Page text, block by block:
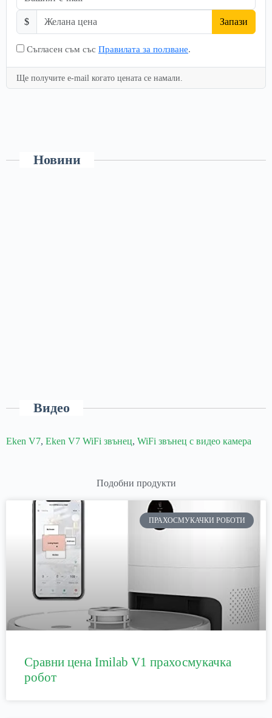
$ Запази
Съгласен съм със Правилата за ползване.
Ще получите e-mail когато цената се намали.
Новини
Видео
Eken V7, Eken V7 WiFi звънец, WiFi звънец с видео камера
Подобни продукти
ПРАХОСМУКАЧКИ РОБОТИ
Сравни цена Imilab V1 прахосмукачка
робот